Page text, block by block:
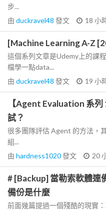
步...
由 duckravel48 發文 18 小
[Machine Learning A-Z
這個系列文章是Udemy上的課
檔學一點data...
由 duckravel48 發文 19 小
【Agent Evaluation 系
試？
很多團隊評估 Agent 的方法，
組...
由 hardness1020發文 20
# [Backup] 當勒索軟體連
備份是什麼
前面幾篇提過一個殘酷的現實